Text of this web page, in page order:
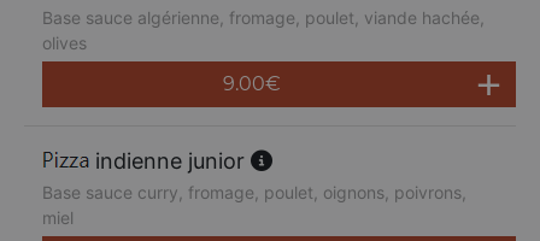
Base sauce algérienne, fromage, poulet, viande hachée,
olives
9.00€
indienne junior
Base sauce curry, fromage, poulet, oignons, poivrons,
miel